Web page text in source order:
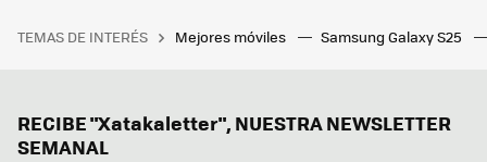
TEMAS DE INTERÉS Mejores móviles Samsung Galaxy S25
RECIBE "Xatakaletter", NUESTRA NEWSLETTER
SEMANAL